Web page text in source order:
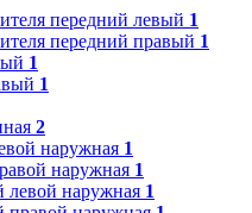
передний левый 1
передний правый 1
1
1
2
наружная 1
наружная 1
левой наружная 1